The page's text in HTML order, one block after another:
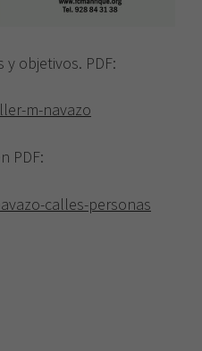
objetivos. PDF:
m-navazo
PDF:
calles-personas